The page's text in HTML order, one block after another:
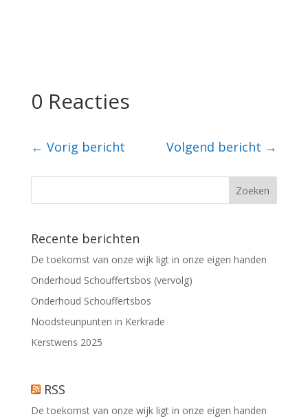
0 Reacties
← Vorig bericht Volgend bericht →
Recente berichten
De toekomst van onze wijk ligt in onze eigen handen
Onderhoud Schouffertsbos (vervolg)
Onderhoud Schouffertsbos
Noodsteunpunten in Kerkrade
Kerstwens 2025
RSS
De toekomst van onze wijk ligt in onze eigen handen